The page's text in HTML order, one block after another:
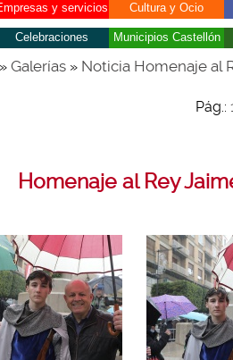
y servicios Cultura y Ocio
Celebraciones Municipios Castellón
Galerías» Noticia Homenaje al
Pág.:
Homenaje al Rey